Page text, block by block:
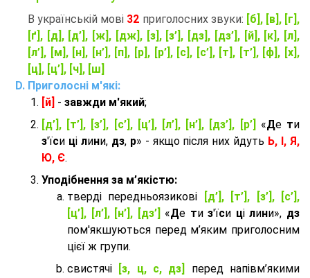
В українській мові 32 приголосних звуки: [б], [в], [г],
[ґ], [д], [д’], [ж], [дж], [з], [з’], [дз], [дз’], [й], [к], [л],
[л’], [м], [н], [н’], [п], [р], [р’], [с], [с’], [т], [т’], [ф], [х],
[ц], [ц’], [ч], [ш]
Приголосні м'які:
[й] - завжди м'який;
[д’], [т’], [з’], [с’], [ц’], [л’], [н’], [дз’], [р’]
«Де ти
з'їси ці лини, дз, р» - якщо після них йдуть Ь, І, Я,
Ю, Є.
Уподібнення за м’якістю:
тверді передньоязикові
[д’], [т’], [з’], [с’],
[ц’], [л’], [н’], [дз’] «Де тиз'їси цілини», дз
пом'якшуються перед м’яким приголосним
цієї ж групи.
cвистячі
[з, ц, с, дз]
перед напівм’якими